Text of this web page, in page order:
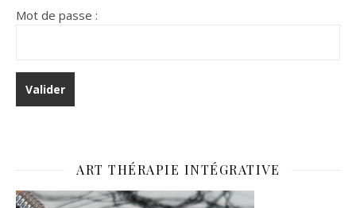
Mot de passe :
ART THÉRAPIE INTÉGRATIVE